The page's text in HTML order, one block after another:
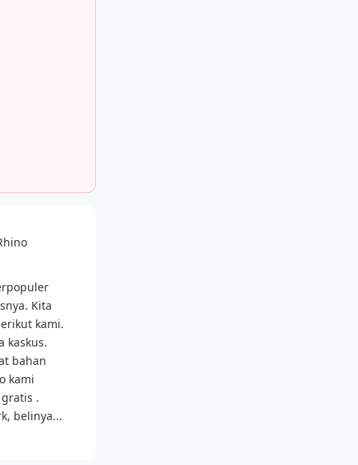
Kita
kami.
kaskus.
bahan
kami
.
belinya...